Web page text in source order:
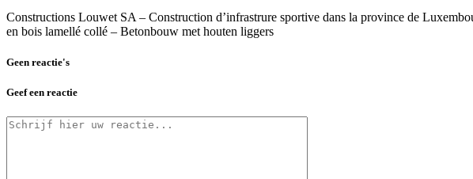
Constructions Louwet SA – Construction d’infrastrure sportive dans la province de
en bois lamellé collé – Betonbouw met houten liggers
Geen reactie's
Geef een reactie